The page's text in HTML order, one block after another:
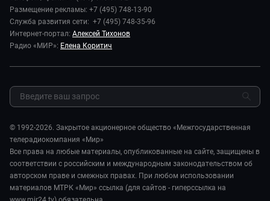
Наука и технологии
Здоровье и медицина
Спорт
Шоу-бизнес
Стиль жизни
Сад и огород
Игра в кино. Мультфильмы
Исторический детектив
Миллион за 5 минут
Мировое соглашение
Предварительный диагноз
Пять причин поехать в...
Пресса о нас
Карьера
Реклама
Закупки и тендеры
Обратная связь
Размещение рекламы: +7 (495) 748-13-90
Служба развития сети: +7 (495) 748-35-96
Интернет-портал: Алексей Тихонов
Радио «МИР»: Елена Коритич
© 1992-2026. Закрытое акционерное общество «Межгосударственная
телерадиокомпания «Мир»
Все права на любые материалы, опубликованные на сайте, защищены в
соответствии с российским и международным законодательством об
авторском праве и смежных правах. При любом использовании
материалов МТРК «Мир» ссылка (для сайтов - гиперссылка на